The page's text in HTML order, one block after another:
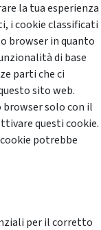
la tua esperienza
i cookie classificati
browser in quanto
di base
parti che ci
sito web.
solo con il
questi cookie.
potrebbe
per il corretto